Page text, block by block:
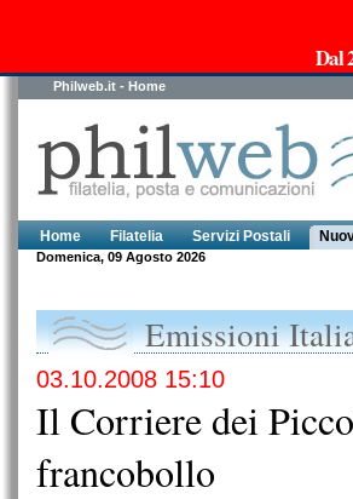
Dal
Philweb.it - Home
Home Filatelia Servizi Postali
Domenica, 09 Agosto 2026
Emissioni
03.10.2008 15:10
Il Corriere dei
francobollo